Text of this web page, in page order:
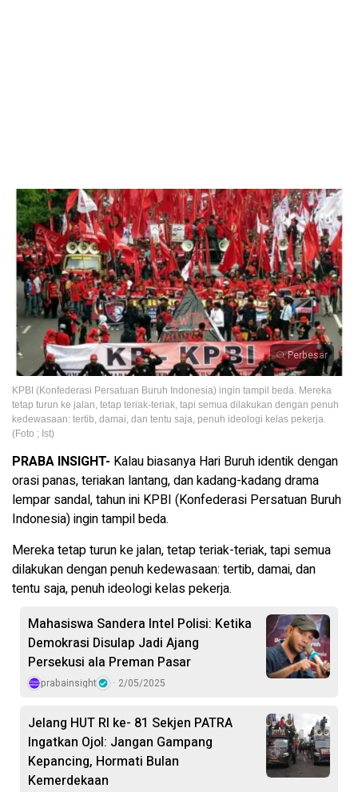
Perbesar
KPBI (Konfederasi Persatuan Buruh Indonesia) ingin tampil beda. Mereka
tetap turun ke jalan, tetap teriak-teriak, tapi semua dilakukan dengan penuh
kedewasaan: tertib, damai, dan tentu saja, penuh ideologi kelas pekerja.
(Foto ; Ist)
PRABA INSIGHT- Kalau biasanya Hari Buruh identik dengan
orasi panas, teriakan lantang, dan kadang-kadang drama
lempar sandal, tahun ini KPBI (Konfederasi Persatuan Buruh
Indonesia) ingin tampil beda.
Mereka tetap turun ke jalan, tetap teriak-teriak, tapi semua
dilakukan dengan penuh kedewasaan: tertib, damai, dan
tentu saja, penuh ideologi kelas pekerja.
Mahasiswa Sandera Intel Polisi: Ketika
Demokrasi Disulap Jadi Ajang
Persekusi ala Preman Pasar
prabainsight 2/05/2025
Jelang HUT RI ke- 81 Sekjen PATRA
Ingatkan Ojol: Jangan Gampang
Kepancing, Hormati Bulan
Kemerdekaan